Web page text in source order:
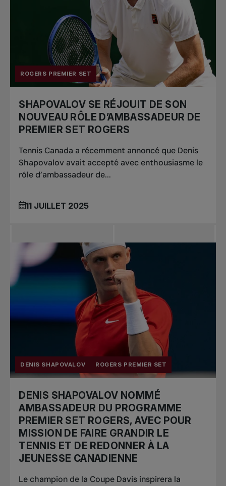
ROGERS PREMIER SET
SHAPOVALOV SE RÉJOUIT DE SON
NOUVEAU RÔLE D’AMBASSADEUR DE
PREMIER SET ROGERS
Tennis Canada a récemment annoncé que Denis
Shapovalov avait accepté avec enthousiasme le
rôle d’ambassadeur de...
11 JUILLET 2025
DENIS SHAPOVALOV ROGERS PREMIER SET
DENIS SHAPOVALOV NOMMÉ
AMBASSADEUR DU PROGRAMME
PREMIER SET ROGERS, AVEC POUR
MISSION DE FAIRE GRANDIR LE
TENNIS ET DE REDONNER À LA
JEUNESSE CANADIENNE
Le champion de la Coupe Davis inspirera la